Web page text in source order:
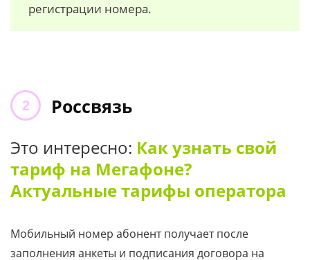
регистрации номера.
Россвязь
Это интересно: Как узнать свой
тариф на Мегафоне?
Актуальные тарифы оператора
Мобильный номер абонент получает после
заполнения анкеты и подписания договора на